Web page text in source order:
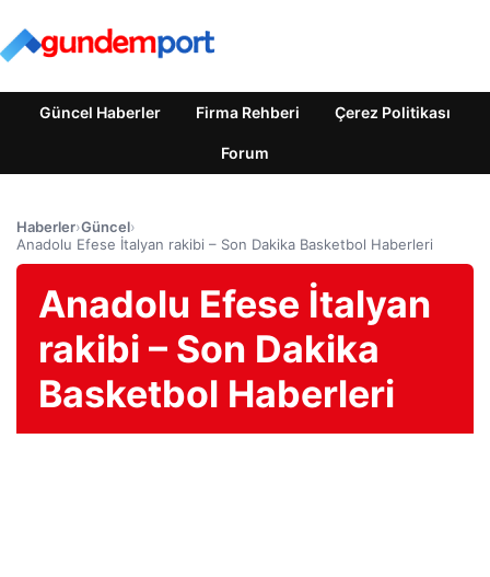
Güncel Haberler Firma Rehberi Çerez Politikası
Forum
Haberler›Güncel›
Anadolu Efese İtalyan rakibi – Son Dakika Basketbol Haberleri
Anadolu Efese İtalyan
rakibi – Son Dakika
Basketbol Haberleri